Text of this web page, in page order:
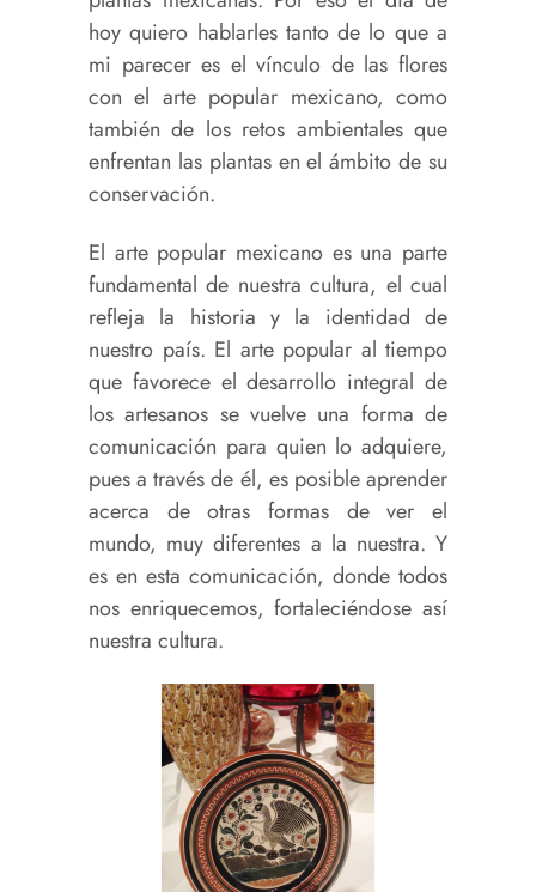
hoy quiero hablarles tanto de lo que a
mi parecer es el vínculo de las flores
con el arte popular mexicano, como
también de los retos ambientales que
enfrentan las plantas en el ámbito de su
conservación.
El arte popular mexicano es una parte
fundamental de nuestra cultura, el cual
refleja la historia y la identidad de
nuestro país. El arte popular al tiempo
que favorece el desarrollo integral de
los artesanos se vuelve una forma de
comunicación para quien lo adquiere,
pues a través de él, es posible aprender
acerca de otras formas de ver el
mundo, muy diferentes a la nuestra. Y
es en esta comunicación, donde todos
nos enriquecemos, fortaleciéndose así
nuestra cultura.